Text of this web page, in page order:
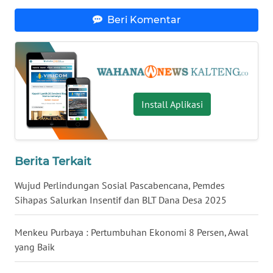
Beri Komentar
Install Aplikasi
Berita Terkait
Wujud Perlindungan Sosial Pascabencana, Pemdes
Sihapas Salurkan Insentif dan BLT Dana Desa 2025
Menkeu Purbaya : Pertumbuhan Ekonomi 8 Persen, Awal
yang Baik
NUSANTARA
WN
JOGJA
WN
JATIM
WN
WN
WN
KALTENG